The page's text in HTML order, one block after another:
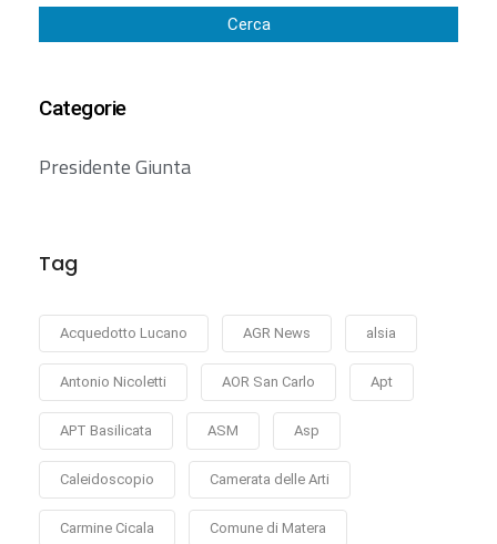
Cerca
Categorie
Presidente Giunta
Tag
Acquedotto Lucano AGR News alsia
Antonio Nicoletti AOR San Carlo Apt
APT Basilicata ASM Asp
Caleidoscopio Camerata delle Arti
Carmine Cicala Comune di Matera